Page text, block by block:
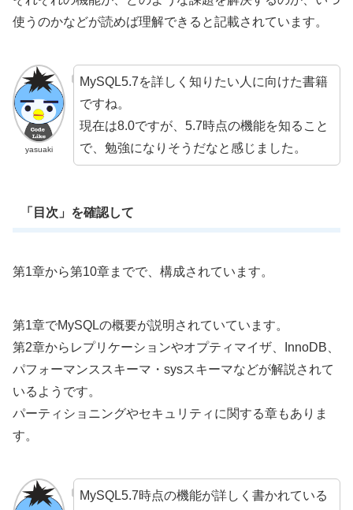
使うのかなどが読めば理解できると記載されています。
yasuaki
MySQL5.7を詳しく知りたい人に向けた書籍
ですね。
現在は8.0ですが、5.7時点の機能を知ること
で、勉強になりそうだなと感じました。
「目次」を確認して
第1章から第10章までで、構成されています。
第1章でMySQLの概要が説明されていています。
第2章からレプリケーションやオプティマイザ、InnoDB、
パフォーマンススキーマ・sysスキーマなどが解説されて
いるようです。
パーティショニングやセキュリティに関する章もありま
す。
MySQL5.7時点の機能が詳しく書かれている